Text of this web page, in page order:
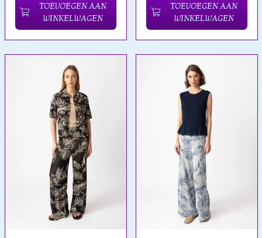
TOEVOEGEN AAN
WINKELWAGEN
TOEVOEGEN AAN
WINKELWAGEN